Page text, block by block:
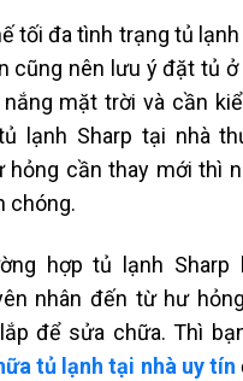
tối đa tình trạng tủ lạnh
cũng nên lưu ý đặt tủ
mặt trời và cần
lạnh Sharp tại nhà
hỏng cần thay mới thì
chóng.
hợp tủ lạnh Sharp
nhân đến từ hư
để sửa chữa. Thì
tủ lạnh tại nhà uy tín